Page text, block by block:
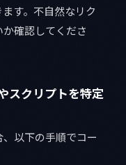
す。不自然なリク
確認してくださ
スクリプトを特定
以下の手順でコー